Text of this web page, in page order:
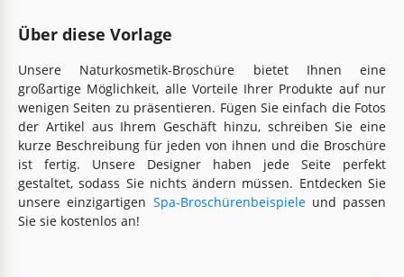
Über diese Vorlage
Unsere Naturkosmetik-Broschüre bietet Ihnen eine
großartige Möglichkeit, alle Vorteile Ihrer Produkte auf nur
wenigen Seiten zu präsentieren. Fügen Sie einfach die Fotos
der Artikel aus Ihrem Geschäft hinzu, schreiben Sie eine
kurze Beschreibung für jeden von ihnen und die Broschüre
ist fertig. Unsere Designer haben jede Seite perfekt
gestaltet, sodass Sie nichts ändern müssen. Entdecken Sie
unsere einzigartigen Spa-Broschürenbeispieleund passen
Sie sie kostenlos an!